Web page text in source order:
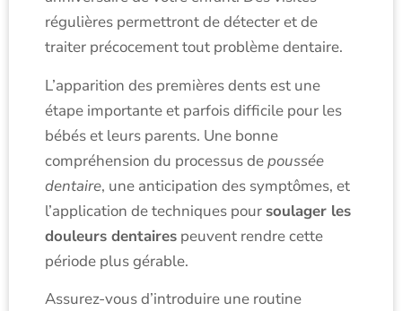
régulières permettront de détecter et de
traiter précocement tout problème dentaire.
L’apparition des premières dents est une
étape importante et parfois difficile pour les
bébés et leurs parents. Une bonne
compréhension du processus depoussée
dentaire, une anticipation des symptômes, et
l’application de techniques pour soulager les
douleurs dentaires peuvent rendre cette
période plus gérable.
Assurez-vous d’introduire une routine